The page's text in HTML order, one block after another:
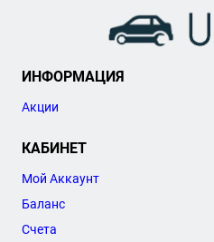
ИНФОРМАЦИЯ
Акции
КАБИНЕТ
Мой Аккаунт
Баланс
Счета